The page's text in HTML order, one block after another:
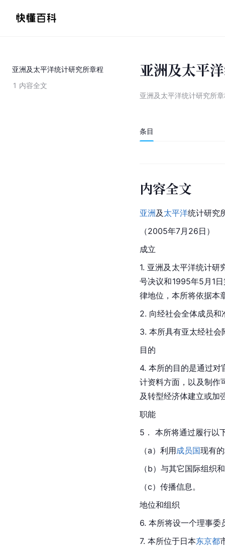
亚洲及太平洋统计研究所章程
1 内容全文
亚洲及太平
亚洲及太平洋统计研究所
条目
内容全文
亚洲及 太平洋统计研究
（2005年7月26日）
成立
1. 亚洲及太平洋统计
号决议和1995年5月1
律地位，本所将依据本
2. 向经社会全体成员和
3. 本所具有亚太经社会
目的
4. 本所的目的是通过
计资料方面，以及制作
及转型经济体建立或加
职能
5． 本所将通过履行以
（a）利用成员国现有
（b）与其它国际组织
（c）传播信息。
地位和组织
6. 本所将设一个理事委
7. 本所位于日本东京都